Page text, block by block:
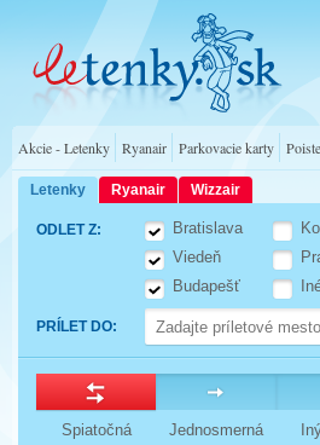
Akcie - Letenky Ryanair Parkovacie karty
Letenky Ryanair Wizzair
ODLET Z:
Bratislava
Viedeň
Budapešť
PRÍLET DO:
Spiatočná Jednosmerná